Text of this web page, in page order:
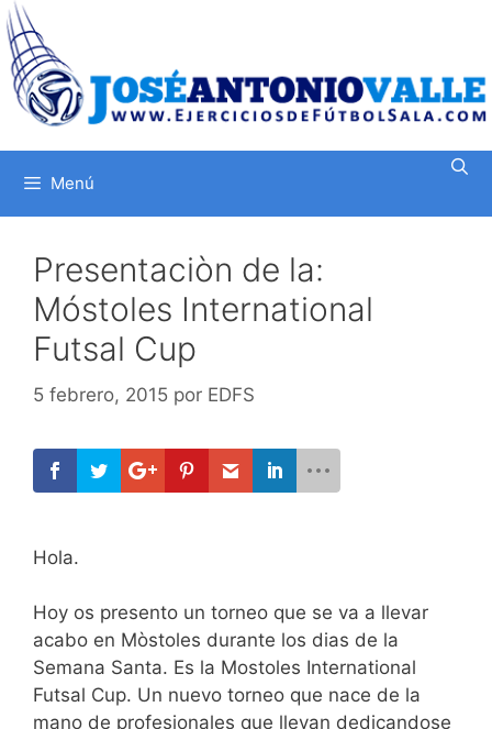
Saltar
al
contenido
Menú
Presentaciòn de la:
Móstoles International
Futsal Cup
5 febrero, 2015 por EDFS
Hola.
Hoy os presento un torneo que se va a llevar
acabo en Mòstoles durante los dias de la
Semana Santa. Es la Mostoles International
Futsal Cup. Un nuevo torneo que nace de la
mano de profesionales que llevan dedicandose